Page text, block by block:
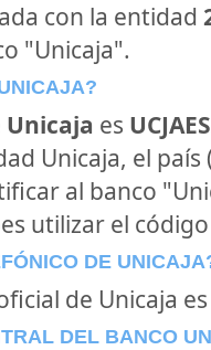
con la entidad
"Unicaja".
Unicaja es
Unicaja, el país
al banco
utilizar el código
DE
de Unicaja es
DEL BANCO